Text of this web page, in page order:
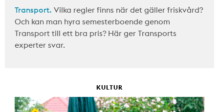
Transport. Vilka regler finns när det gäller friskvård?
Och kan man hyra semesterboende genom
Transport till ett bra pris? Här ger Transports
experter svar.
KULTUR